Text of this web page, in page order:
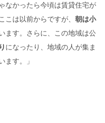
なかったら今頃は賃貸住宅が
は以前からですが、 朝は小
ます。さらに、この地域は公
になったり、地域の人が集ま
ます。」